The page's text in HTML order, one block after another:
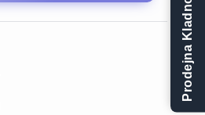
Prodejna Kladno